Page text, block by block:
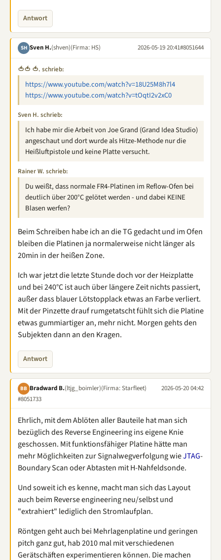
Antwort
SH Sven H.(shven)(Firma: HS) 2026-05-19 20:41#8051644
🍅🍅 🍅. schrieb:
https://www.youtube.com/watch?v=18U25M8h7l4
https://www.youtube.com/watch?v=tOqtI2v2xC0
Sven H. schrieb:
Ich habe mir die Arbeit von Joe Grand (Grand Idea Studio)
angeschaut und dort wurde als Hitze-Methode nur die
Heißluftpistole und keine Platte versucht.
Rainer W. schrieb:
Du weißt, dass normale FR4-Platinen im Reflow-Ofen bei
deutlich über 200°C gelötet werden - und dabei KEINE
Blasen werfen?
Beim Schreiben habe ich an die TG gedacht und im Ofen
bleiben die Platinen ja normalerweise nicht länger als
20min in der heißen Zone.
Ich war jetzt die letzte Stunde doch vor der Heizplatte
und bei 240°C ist auch über längere Zeit nichts passiert,
außer dass blauer Lötstopplack etwas an Farbe verliert.
Mit der Pinzette drauf rumgetatscht fühlt sich die Platine
etwas gummiartiger an, mehr nicht. Morgen gehts den
Subjekten dann an den Kragen.
Antwort
BB Bradward B.(ltjg_boimler)(Firma: Starfleet)
2026-05-20 04:42
#8051733
Ehrlich, mit dem Ablöten aller Bauteile hat man sich
bezüglich des Reverse Engineering ins eigene Knie
geschossen. Mit funktionsfähiger Platine hätte man
mehr Möglichkeiten zur Signalwegverfolgung wieJTAG-
Boundary Scan oder Abtasten mit H-Nahfeldsonde.
Und soweit ich es kenne, macht man sich das Layout
auch beim Reverse engineering neu/selbst und
"extrahiert" lediglich den Stromlaufplan.
Röntgen geht auch bei Mehrlagenplatine und geringen
pitch ganz gut, hab 2010 mal mit verschiedenen
Gerätschäften experimentieren können. Die machen